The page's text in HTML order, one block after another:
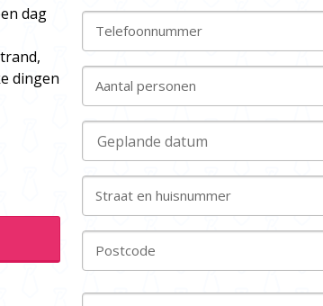
dag
dingen
Telefoonnummer
Aantal personen
Straat en huisnummer
Postcode